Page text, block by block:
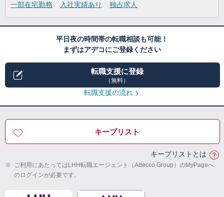
一部在宅勤務
入社実績あり 独占求人
平日夜の時間帯の転職相談も可能！
まずはアデコにご登録ください
転職支援に登録
（無料）
転職支援の流れ
キープリスト
キープリストとは
※ ご利用にあたってはLHH転職エージェント（Adecco Group）のMyPageへ
のログインが必要です。